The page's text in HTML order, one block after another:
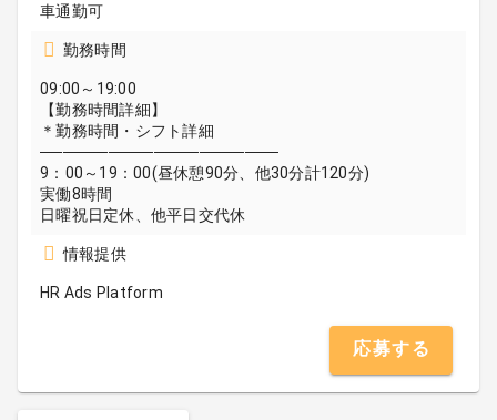
車通勤可
勤務時間
09:00～19:00
【勤務時間詳細】
＊勤務時間・シフト詳細
─────────────────────
9：00～19：00(昼休憩90分、他30分計120分)
実働8時間
日曜祝日定休、他平日交代休
情報提供
HR Ads Platform
応募する